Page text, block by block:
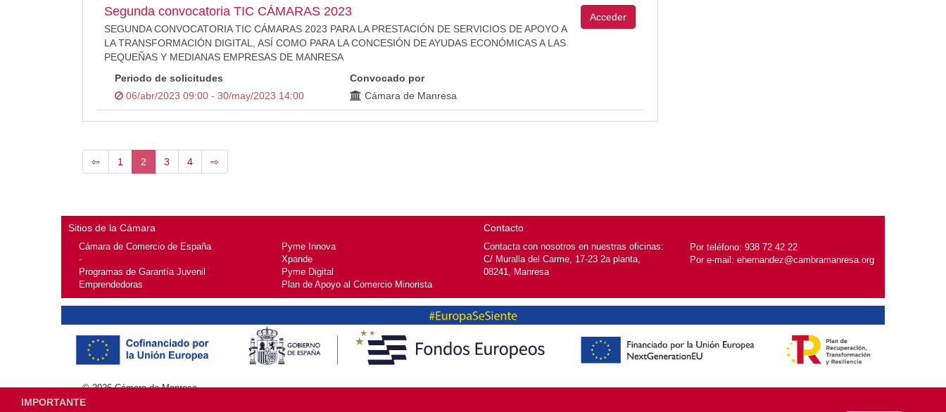
Segunda convocatoria TIC CÁMARAS 2023
SEGUNDA CONVOCATORIA TIC CÁMARAS 2023 PARA LA PRESTACIÓN DE SERVICIOS DE APOYO A
LA TRANSFORMACIÓN DIGITAL, ASÍ COMO PARA LA CONCESIÓN DE AYUDAS ECONÓMICAS A LAS
PEQUEÑAS Y MEDIANAS EMPRESAS DE MANRESA
Periodo de solicitudes
06/abr/2023 09:00 - 30/may/2023 14:00
Convocado por
Cámara de Manresa
Acceder
⇦ 1 2 3 4 ⇨
Sitios de la Cámara
Cámara de Comercio de España
-
Programas de Garantía Juvenil
Emprendedoras
Pyme Innova
Xpande
Pyme Digital
Plan de Apoyo al Comercio Minorista
Contacto
Contacta con nosotros en nuestras oficinas:
C/ Muralla del Carme, 17-23 2a planta,
08241, Manresa
Por teléfono: 938 72 42 22
Por e-mail: ehernandez@cambramanresa.org
© 2026Cámara de Manresa
IMPORTANTE